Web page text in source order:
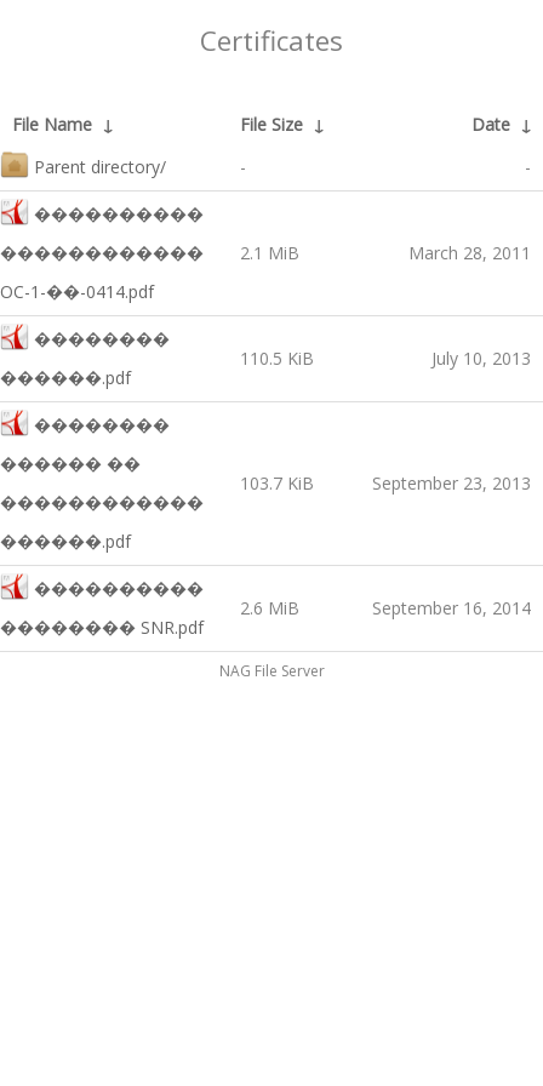
Certificates
File Name ↓ File Size ↓ Date ↓
Parent directory/
- -
����������
������������
OC-1-��-0414.pdf
2.1 MiB March 28, 2011
��������
������.pdf
110.5 KiB July 10, 2013
��������
������ ��
������������
������.pdf
103.7 KiB September 23, 2013
����������
�������� SNR.pdf
2.6 MiB September 16, 2014
NAG File Server